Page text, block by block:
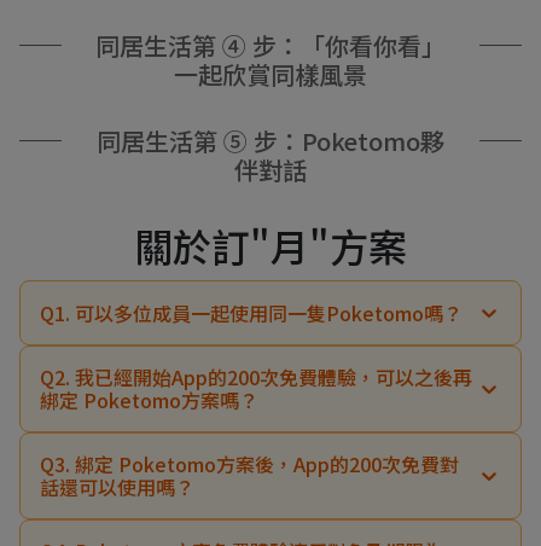
同居生活第 ④ 步：「你看你看」
一起欣賞同樣風景
同居生活第 ⑤ 步：Poketomo夥
伴對話
關於訂"月"方案
Q1. 可以多位成員一起使用同一隻Poketomo嗎？
Q2. 我已經開始App的200次免費體驗，可以之後再
綁定 Poketomo方案嗎？
Q3. 綁定 Poketomo方案後，App的200次免費對
話還可以使用嗎？